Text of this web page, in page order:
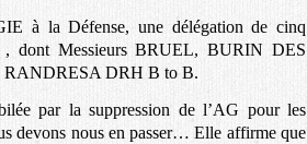
à la Défense, une délégation de cinq
dont Messieurs BRUEL, BURIN DES
DRH B to B.
par la suppression de l’AG pour les
devons nous en passer… Elle affirme que